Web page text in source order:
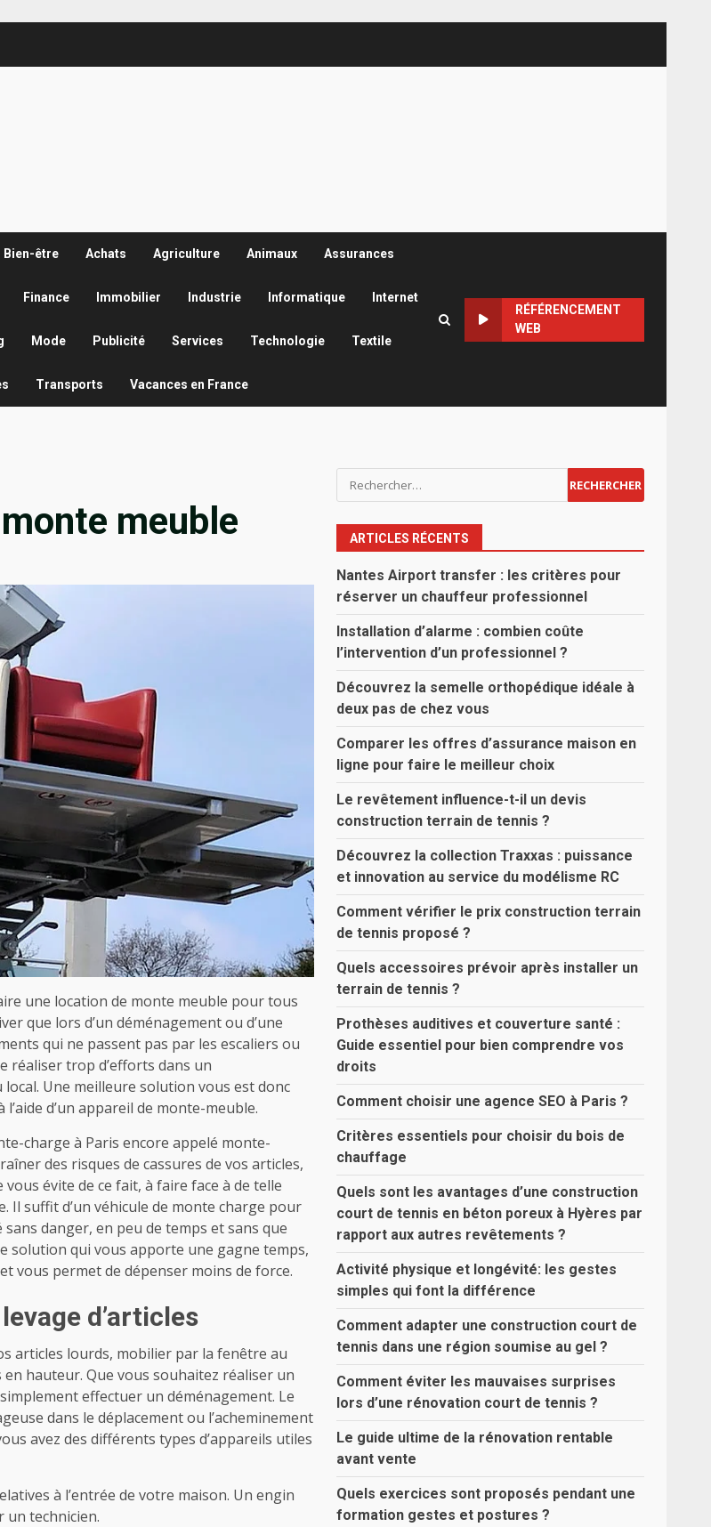
Bien-être Achats Agriculture Animaux Assurances
Finance Immobilier Industrie Informatique Internet
Mode Publicité Services Technologie Textile
Transports Vacances en France
RÉFÉRENCEMENT
WEB
meuble
une location de monte meuble pour tous
que lors d’un déménagement ou d’une
qui ne passent pas par les escaliers ou
réaliser trop d’efforts dans un
Une meilleure solution vous est donc
d’un appareil de monte-meuble.
charge à Paris encore appelé monte-
des risques de cassures de vos articles,
évite de ce fait, à faire face à de telle
suffit d’un véhicule de monte charge pour
danger, en peu de temps et sans que
solution qui vous apporte une gagne temps,
vous permet de dépenser moins de force.
d’articles
articles lourds, mobilier par la fenêtre au
hauteur. Que vous souhaitez réaliser un
effectuer un déménagement. Le
dans le déplacement ou l’acheminement
avez des différents types d’appareils utiles
à l’entrée de votre maison. Un engin
un technicien.
Rechercher :
ARTICLES RÉCENTS
Nantes Airport transfer : les critères pour
réserver un chauffeur professionnel
Installation d’alarme : combien coûte
l’intervention d’un professionnel ?
Découvrez la semelle orthopédique idéale à
deux pas de chez vous
Comparer les offres d’assurance maison en
ligne pour faire le meilleur choix
Le revêtement influence-t-il un devis
construction terrain de tennis ?
Découvrez la collection Traxxas : puissance
et innovation au service du modélisme RC
Comment vérifier le prix construction terrain
de tennis proposé ?
Quels accessoires prévoir après installer un
terrain de tennis ?
Prothèses auditives et couverture santé :
Guide essentiel pour bien comprendre vos
droits
Comment choisir une agence SEO à Paris ?
Critères essentiels pour choisir du bois de
chauffage
Quels sont les avantages d’une construction
court de tennis en béton poreux à Hyères par
rapport aux autres revêtements ?
Activité physique et longévité: les gestes
simples qui font la différence
Comment adapter une construction court de
tennis dans une région soumise au gel ?
Comment éviter les mauvaises surprises
lors d’une rénovation court de tennis ?
Le guide ultime de la rénovation rentable
avant vente
Quels exercices sont proposés pendant une
formation gestes et postures ?